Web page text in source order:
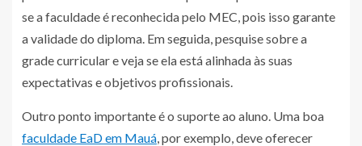
se a faculdade é reconhecida pelo MEC, pois isso garante
a validade do diploma. Em seguida, pesquise sobre a
grade curricular e veja se ela está alinhada às suas
expectativas e objetivos profissionais.
Outro ponto importante é o suporte ao aluno. Uma boa
faculdade EaD em Mauá, por exemplo, deve oferecer